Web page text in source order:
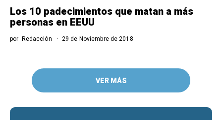
Los 10 padecimientos que matan a más
personas en EEUU
por Redacción 29 de Noviembre de 2018
VER MÁS